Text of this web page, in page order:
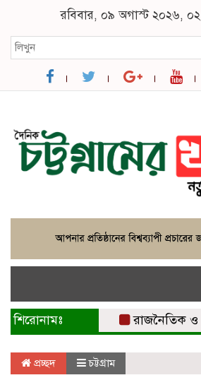
রবিবার, ০৯ অগাস্ট ২০২৬,
শিরোনামঃ রাজনৈতিক ও
প্রচ্ছদ চট্টগ্রাম